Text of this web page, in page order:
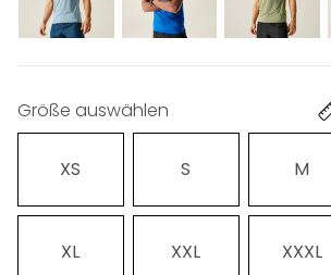
Größe auswählen
XS S M
XL XXL XXXL